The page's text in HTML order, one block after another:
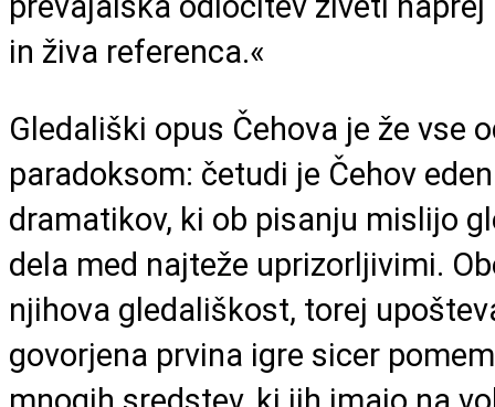
in živa referenca.«
Gledališki opus Čehova je že vse
paradoksom: četudi je Čehov
dramatikov, ki ob pisanju mislijo
dela med najteže uprizorljivimi.
njihova gledališkost, torej
govorjena prvina igre sicer